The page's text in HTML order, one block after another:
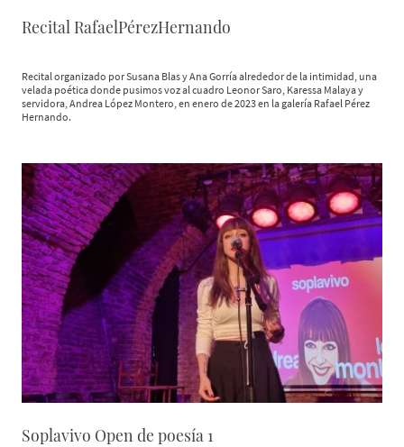
Recital RafaelPérezHernando
Recital organizado por Susana Blas y Ana Gorría alrededor de la intimidad, una
velada poética donde pusimos voz al cuadro Leonor Saro, Karessa Malaya y
servidora, Andrea López Montero, en enero de 2023 en la galería Rafael Pérez
Hernando.
Soplavivo Open de poesía 1